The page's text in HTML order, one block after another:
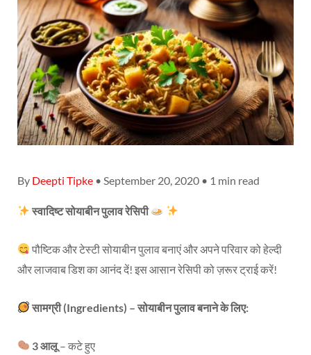
By Deepti Tipke • September 20, 2020 • 1 min read
स्वादिष्ट सोयाबीन पुलाव रेसिपी
पौष्टिक और टेस्टी सोयाबीन पुलाव बनाएं और अपने परिवार को हेल्दी
और लाजवाब डिश का आनंद दें! इस आसान रेसिपी को ज़रूर ट्राई करें!
सामग्री (Ingredients) – सोयाबीन पुलाव बनाने के लिए:
3 आलू– कटे हुए